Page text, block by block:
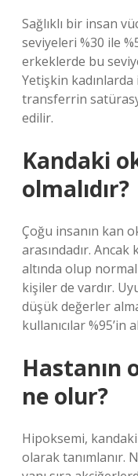
Sağlıklı bir insan
seviyeleri %30 ile
erkeklerde bu
Yetişkin kadınlarda
transferrin
edilir.
Kandaki
olmalıdır?
Çoğu insanın kan
arasındadır.
altında olup
kişiler de vardır.
düşük değerler
kullanıcılar %95’in
Hastanın
ne olur?
Hipoksemi,
olarak tanımlanır.